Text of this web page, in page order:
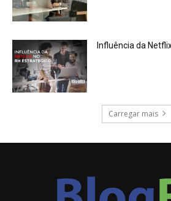
Influência da
Carregar mais